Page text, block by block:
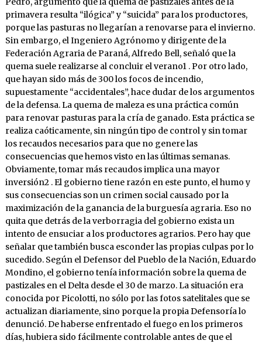
primavera resulta “ilógica” y “suicida” para los productores,
porque las pasturas no llegarían a renovarse para el invierno.
Sin embargo, el Ingeniero Agrónomo y dirigente de la
Federación Agraria de Paraná, Alfredo Bell, señaló que la
quema suele realizarse al concluir el verano1 . Por otro lado,
que hayan sido más de 300 los focos de incendio,
supuestamente “accidentales”, hace dudar de los argumentos
de la defensa. La quema de maleza es una práctica común
para renovar pasturas para la cría de ganado. Esta práctica se
realiza caóticamente, sin ningún tipo de control y sin tomar
los recaudos necesarios para que no genere las
consecuencias que hemos visto en las últimas semanas.
Obviamente, tomar más recaudos implica una mayor
inversión2 . El gobierno tiene razón en este punto, el humo y
sus consecuencias son un crimen social causado por la
maximización de la ganancia de la burguesía agraria. Eso no
quita que detrás de la verborragia del gobierno exista un
intento de ensuciar a los productores agrarios. Pero hay que
señalar que también busca esconder las propias culpas por lo
sucedido. Según el Defensor del Pueblo de la Nación, Eduardo
Mondino, el gobierno tenía información sobre la quema de
pastizales en el Delta desde el 30 de marzo. La situación era
conocida por Picolotti, no sólo por las fotos satelitales que se
actualizan diariamente, sino porque la propia Defensoría lo
denunció. De haberse enfrentado el fuego en los primeros
días, hubiera sido fácilmente controlable antes de que el